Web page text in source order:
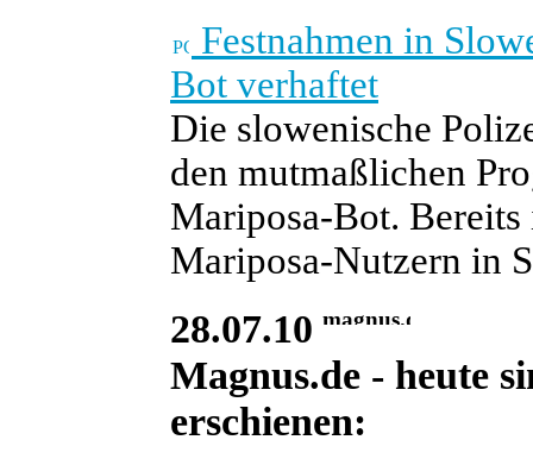
Festnahmen in
Bot verhaftet
Die slowenische
den mutmaßlichen
Mariposa-Bot. Bereits
Mariposa-Nutzern in
28.07.10
Magnus.de - heute
erschienen: